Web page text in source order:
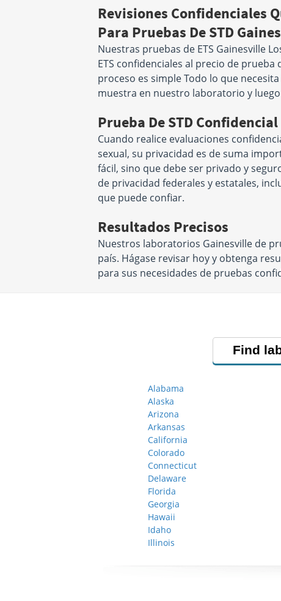
Revisiones Confidenciales
Para Pruebas De STD
Nuestras pruebas de ETS Gainesville
ETS confidenciales al precio de
proceso es simple Todo lo que
muestra en nuestro laboratorio y
Prueba De STD
Cuando realice evaluaciones
sexual, su privacidad es de suma
fácil, sino que debe ser privado y
de privacidad federales y estatales,
que puede confiar.
Resultados Precisos
Nuestros laboratorios Gainesville de
país. Hágase revisar hoy y obtenga
para sus necesidades de pruebas
Find
Alabama
Alaska
Arizona
Arkansas
California
Colorado
Connecticut
Delaware
Florida
Georgia
Hawaii
Idaho
Illinois